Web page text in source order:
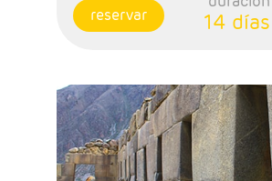
reservar 14 días
- Salidas: Diarias
- Ruta: 2 noches Lima, 2 nohes
1 noche Aguas Calientes y 2
- Categoría hotelera: A elegir
- Régimen: 7 desayunos y 2